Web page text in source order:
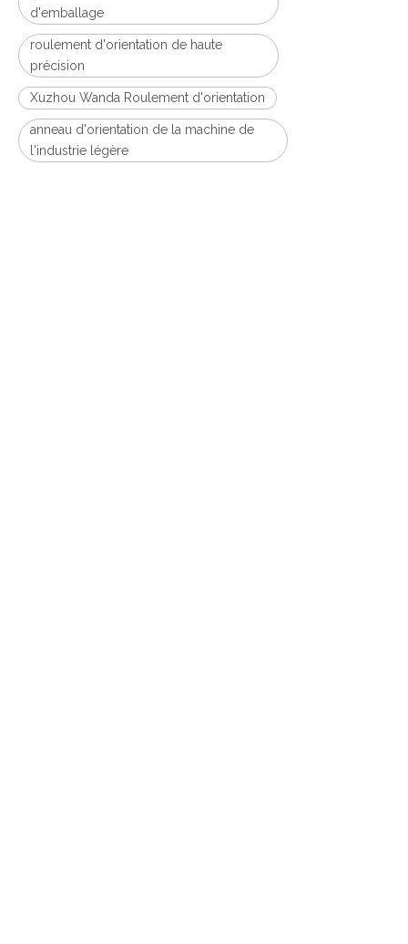
d'emballage
roulement d'orientation de haute
précision
Xuzhou Wanda Roulement d'orientation
anneau d'orientation de la machine de
l'industrie légère